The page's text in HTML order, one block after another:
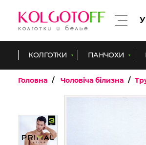
КОЛГОТКИ ПАНЧОХИ
Головна Чоловіча білизна